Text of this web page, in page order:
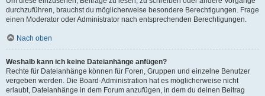
durchzuführen, brauchst du möglicherweise besondere Berechtigungen. Frage
einen Moderator oder Administrator nach entsprechenden Berechtigungen.
Nach oben
Weshalb kann ich keine Dateianhänge anfügen?
Rechte für Dateianhänge können für Foren, Gruppen und einzelne Benutzer
vergeben werden. Die Board-Administration hat es möglicherweise nicht
erlaubt, Dateianhänge in dem Forum anzufügen, in dem du deinen Beitrag